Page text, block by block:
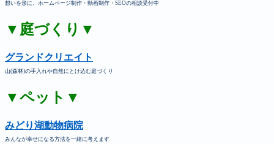
想いを形に。ホームページ制作・動画制作・SEOの相談受付中
▼庭づくり▼
グランドクリエイト
山(森林)の手入れや自然にとけ込む庭づくり
▼ペット▼
みどり湖動物病院
みんなが幸せになる方法を一緒に考えます